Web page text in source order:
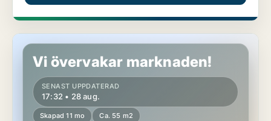
Kontor i Hammarbyhamnen
Vi övervakar marknaden!
SENAST UPPDATERAD
17:32 • 28 aug.
Skapad 11 mo Ca. 55 m2